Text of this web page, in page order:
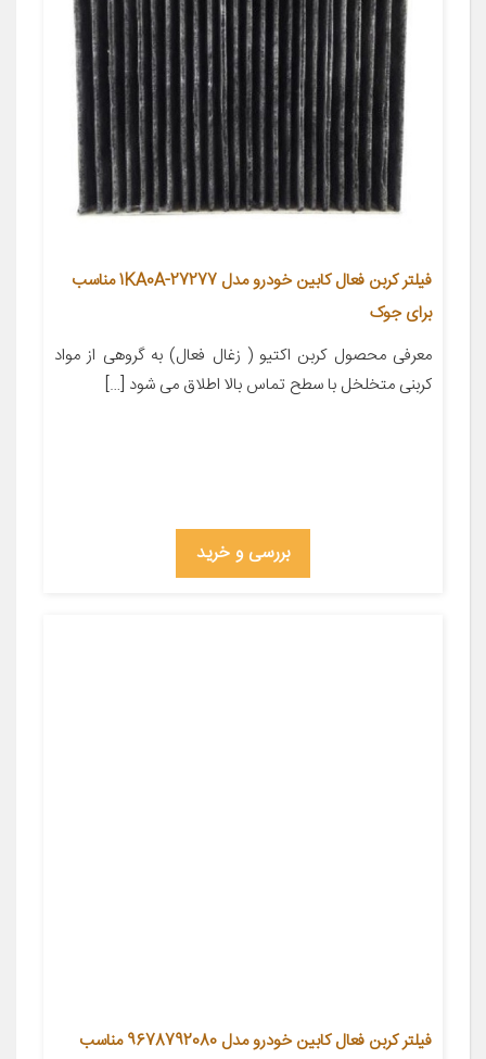
فیلتر کربن فعال کابین خودرو مدل 27277-1KA0A مناسب
برای جوک
معرفی محصول کربن اکتیو ( زغال فعال) به گروهی از مواد
کربنی متخلخل با سطح تماس بالا اطلاق می شود […]
بررسی و خرید
فیلتر کربن فعال کابین خودرو مدل 9678792080 مناسب